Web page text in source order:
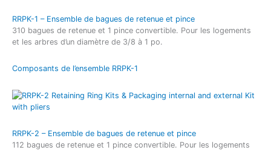
RRPK-1 – Ensemble de bagues de retenue et pince
310 bagues de retenue et 1 pince convertible. Pour les logements
et les arbres d’un diamètre de 3/8 à 1 po.
Composants de l’ensemble RRPK-1
RRPK-2 – Ensemble de bagues de retenue et pince
112 bagues de retenue et 1 pince convertible. Pour les logements